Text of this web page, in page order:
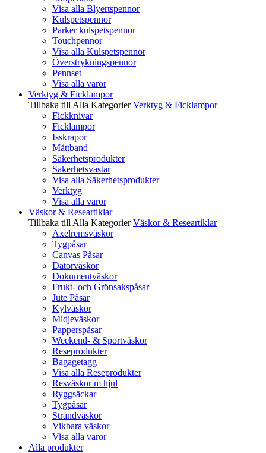
Visa alla Blyertspennor
Kulspetspennor
Parker kulspetspennor
Touchpennor
Visa alla Kulspetspennor
Överstrykningspennor
Pennset
Visa alla varor
Verktyg & Ficklampor
Tillbaka till Alla Kategorier Verktyg & Ficklampor
Fickknivar
Ficklampor
Isskrapor
Måttband
Säkerhetsprodukter
Sakerhetsvastar
Visa alla Säkerhetsprodukter
Verktyg
Visa alla varor
Väskor & Researtiklar
Tillbaka till Alla Kategorier Väskor & Researtiklar
Axelremsväskor
Tygpåsar
Canvas Påsar
Datorväskor
Dokumentväskor
Frukt- och Grönsakspåsar
Jute Påsar
Kylväskor
Midjeväskor
Papperspåsar
Weekend- & Sportväskor
Reseprodukter
Bagagetagg
Visa alla Reseprodukter
Resväskor m hjul
Ryggsäckar
Tygpåsar
Strandväskor
Vikbara väskor
Visa alla varor
Alla produkter